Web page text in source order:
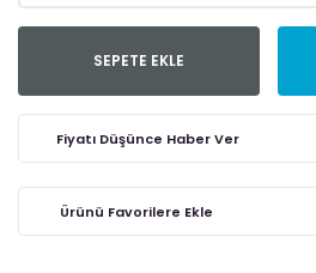
SEPETE EKLE
Fiyatı Düşünce Haber Ver